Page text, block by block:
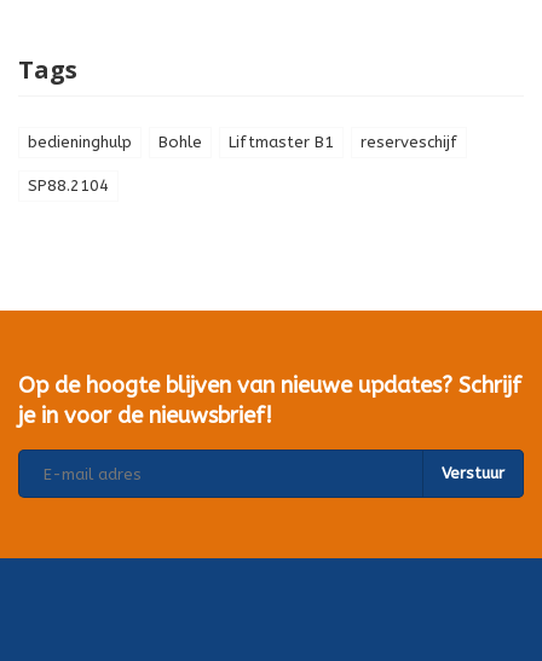
Tags
bedieninghulp Bohle Liftmaster B1 reserveschijf
SP88.2104
Op de hoogte blijven van nieuwe updates? Schrijf
je in voor de nieuwsbrief!
Verstuur